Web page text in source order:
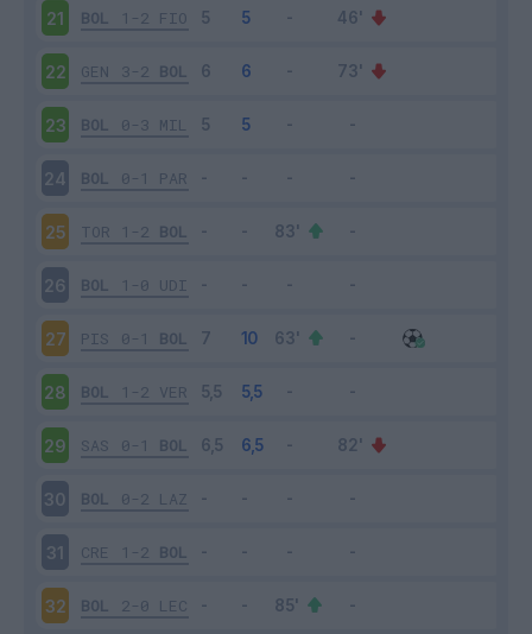
21 BOL 1-2 FIO
22 GEN 3-2 BOL
23 BOL 0-3 MIL
24 BOL 0-1 PAR
25 TOR 1-2 BOL
26 BOL 1-0 UDI
27 PIS 0-1 BOL
28 BOL 1-2 VER
29 SAS 0-1 BOL
30 BOL 0-2 LAZ
31 CRE 1-2 BOL
32 BOL 2-0 LEC